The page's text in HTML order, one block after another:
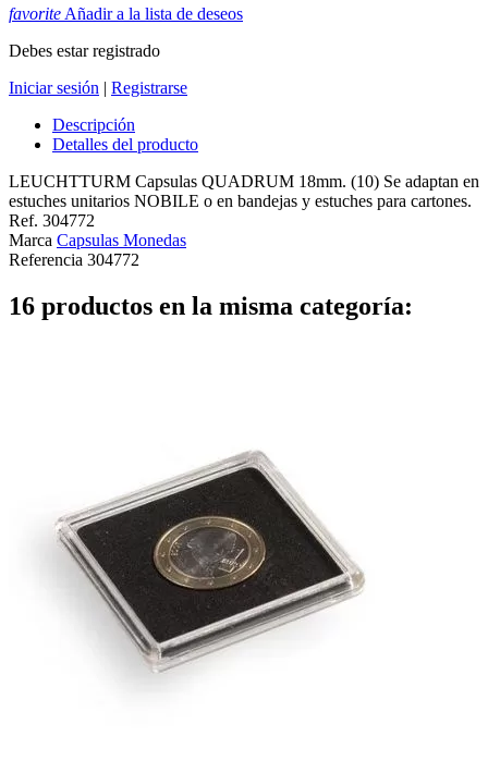
favorite Añadir a la lista de deseos
Debes estar registrado
Iniciar sesión | Registrarse
Descripción
Detalles del producto
LEUCHTTURM Capsulas QUADRUM 18mm. (10) Se adaptan en
estuches unitarios NOBILE o en bandejas y estuches para cartones.
Ref. 304772
Marca Capsulas Monedas
Referencia 304772
16 productos en la misma categoría: